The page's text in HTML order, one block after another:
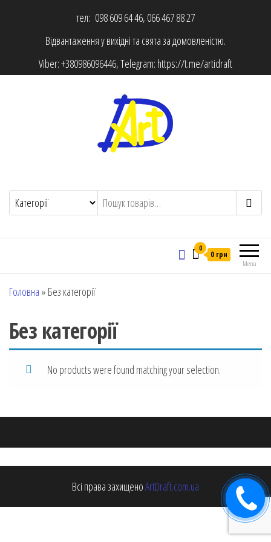
тел: 098 609 64 46, 066 467 88 27
Відвантаження у вихідні та свята за домовленістю.
Viber:+380986096446, Telegram: https://t.me/artidraft
Menu
0
0 грн
Головна » Без категорії
Без категорії
No products were found matching your selection.
Всі права захищеноArtDraft.com.ua
Замовити
дзвінок